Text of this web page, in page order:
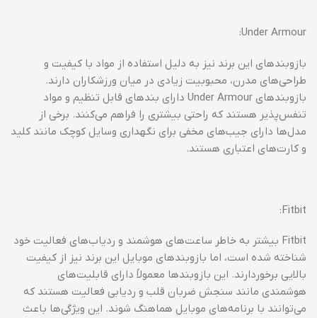
Under Armour:
بازوبندهای این برند نیز به دلیل استفاده از مواد با کیفیت و
طراحی‌های مدرن، محبوبیت زیادی در میان ورزشکاران دارند.
بازوبندهای Under Armour دارای بندهای قابل تنظیم و مواد
تنفس‌پذیر هستند که راحتی بیشتری را فراهم می‌کنند. برخی از
مدل‌ها دارای جیب‌های مخفی برای نگهداری وسایل کوچک مانند کلید
و کارت‌های اعتباری هستند.
Fitbit:
Fitbit بیشتر به خاطر ساعت‌های هوشمند و ردیاب‌های فعالیت خود
شناخته شده است، اما بازوبندهای موبایل این برند نیز از کیفیت
بالایی برخوردارند. این بازوبندها معمولاً دارای قابلیت‌های
هوشمندی مانند سنجش ضربان قلب و ردیابی فعالیت هستند که
می‌توانند با برنامه‌های موبایل هماهنگ شوند. این ویژگی‌ها باعث